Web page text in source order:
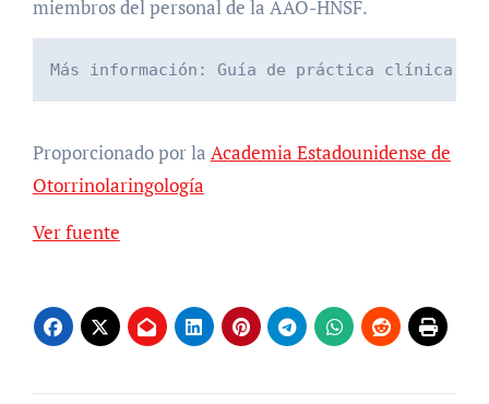
miembros del personal de la AAO-HNSF.
Más información: Guía de práctica clínica:
Proporcionado por la Academia Estadounidense de
Otorrinolaringología
Ver fuente